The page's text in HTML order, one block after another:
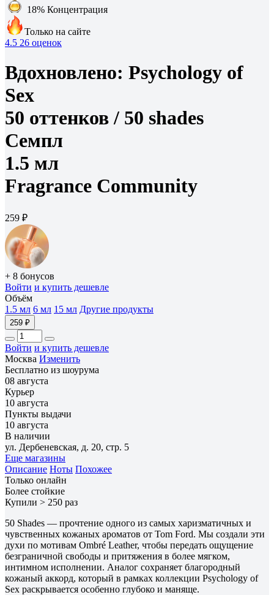
18% Концентрация
Только на сайте
4.5 26 оценок
Вдохновлено: Psychology of
Sex
50 оттенков / 50 shades
Семпл
1.5 мл
Fragrance Community
259 ₽
+ 8 бонусов
Войти и купить дешевле
Объём
1.5 мл 6 мл 15 мл Другие продукты
259 ₽
Войти и купить дешевле
Москва Изменить
Бесплатно из шоурума
08 августа
Курьер
10 августа
Пункты выдачи
10 августа
В наличии
ул. Дербеневская, д. 20, стр. 5
Еще магазины
Описание Ноты Похожее
Только онлайн
Более стойкие
Купили > 250 раз
50 Shades — прочтение одного из самых харизматичных и
чувственных кожаных ароматов от Tom Ford. Мы создали эти
духи по мотивам Ombré Leather, чтобы передать ощущение
безграничной свободы и притяжения в более мягком,
интимном исполнении. Аналог сохраняет благородный
кожаный аккорд, который в рамках коллекции Psychology of
Sex раскрывается особенно глубоко и маняще.